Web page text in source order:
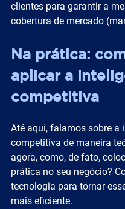
clientes para garantir a
cobertura de mercado
Na prática:
aplicar a
competitiva
Até aqui, falamos sobre a
competitiva de maneira
agora, como, de fato,
prática no seu negócio?
tecnologia para tornar
mais eficiente.